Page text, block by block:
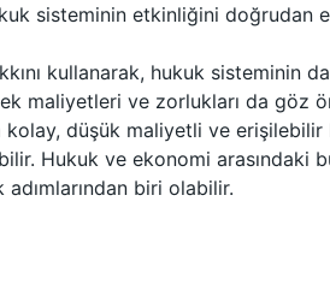
sisteminin etkinliğini doğrudan
kullanarak, hukuk sisteminin
maliyetleri ve zorlukları da göz
düşük maliyetli ve erişilebilir
Hukuk ve ekonomi arasındaki
biri olabilir.